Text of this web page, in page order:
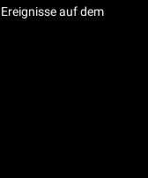
auf dem